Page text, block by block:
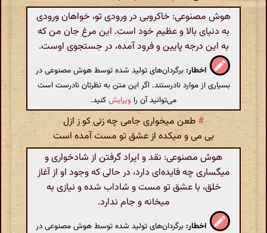
هوش مصنوعی: خاکروبی در ورودی تو، خواهان ورودی
به دنیای بالا و عظیم خود است. این مرغ جان من که
به این درجه پایین و فرود آمده، در جستجوی اوست.
اخطار: برگردان‌های تولید شده توسط هوش مصنوعی در
بسیاری از موارد نادرستند. اگر این متن به نظرتان نادرست است
می‌توانید آن را ویرایشکنید.
# طعن میخواری جامی چه زنی کو ز ازل
بی می و میکده از عشق تو مست آمده است
هوش مصنوعی: نقد و ایراد گرفتن از شادخواری و
میگساری چه فایده‌ای دارد، در حالی که وجود او از آغاز
خلق، با عشق تو مست و شاداب شده و نیازی به
میخانه و جام ندارد.
اخطار: برگردان‌های تولید شده توسط هوش مصنوعی در